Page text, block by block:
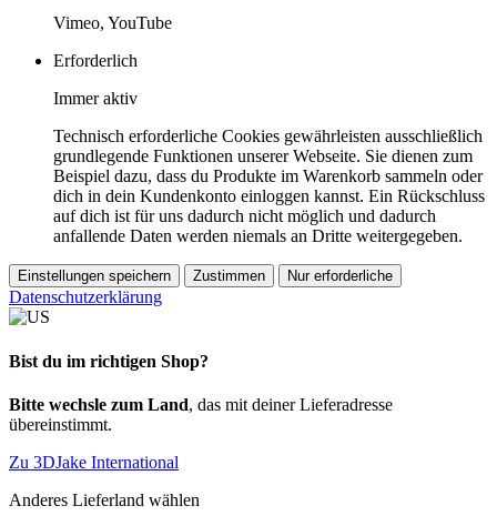
Vimeo, YouTube
Erforderlich
Immer aktiv
Technisch erforderliche Cookies gewährleisten ausschließlich
grundlegende Funktionen unserer Webseite. Sie dienen zum
Beispiel dazu, dass du Produkte im Warenkorb sammeln oder
dich in dein Kundenkonto einloggen kannst. Ein Rückschluss
auf dich ist für uns dadurch nicht möglich und dadurch
anfallende Daten werden niemals an Dritte weitergegeben.
Einstellungen speichern Zustimmen Nur erforderliche
Datenschutzerklärung
Bist du im richtigen Shop?
Bitte wechsle zum Land, das mit deiner Lieferadresse
übereinstimmt.
Zu 3DJake International
Anderes Lieferland wählen